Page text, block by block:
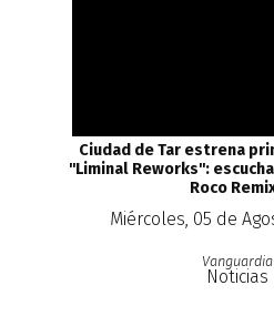
Ciudad de Tar estrena
''Liminal Reworks'':
Roco
Miércoles, 05 de
Vanguardia
Noticias